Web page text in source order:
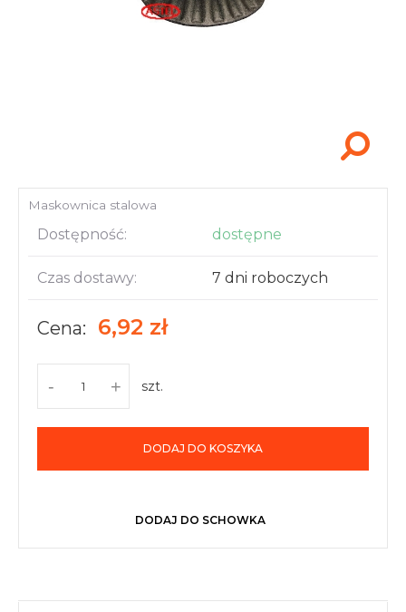
Maskownica stalowa
Dostępność: dostępne
Czas dostawy: 7 dni roboczych
Cena: 6,92 zł
- + szt.
DODAJ DO KOSZYKA
DODAJ DO SCHOWKA